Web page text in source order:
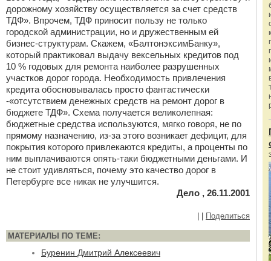
дорожному хозяйству осуществляется за счет средств
ТДФ». Впрочем, ТДФ приносит пользу не только
городской администрации, но и дружественным ей
бизнес-структурам. Скажем, «БалтонэксимБанку»,
который практиковал выдачу вексельных кредитов под
10 % годовых для ремонта наиболее разрушенных
участков дорог города. Необходимость привлечения
кредита обосновывалась просто фантастически
-«отсутствием денежных средств на ремонт дорог в
бюджете ТДФ». Схема получается великолепная:
бюджетные средства используются, мягко говоря, не по
прямому назначению, из-за этого возникает дефицит, для
покрытия которого привлекаются кредиты, а проценты по
ним выплачиваются опять-таки бюджетными деньгами. И
не стоит удивляться, почему это качество дорог в
Петербурге все никак не улучшится.
Дело , 26.11.2001
Поделиться
МАТЕРИАЛЫ ПО ТЕМЕ:
Буренин Дмитрий Алексеевич